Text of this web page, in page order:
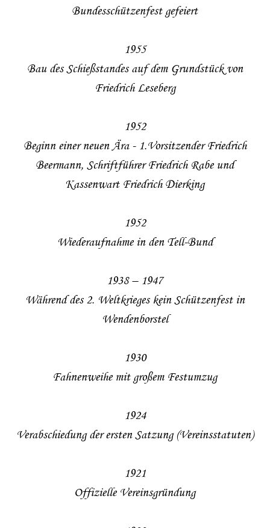
Bundesschützenfest gefeiert
1955
Bau des Schießstandes auf dem Grundstück von
Friedrich Leseberg
1952
Beginn einer neuen Ära - 1.Vorsitzender Friedrich
Beermann, Schriftführer Friedrich Rabe und
Kassenwart Friedrich Dierking
1952
Wiederaufnahme in den Tell-Bund
1938 – 1947
Während des 2. Weltkrieges kein Schützenfest in
Wendenborstel
1930
Fahnenweihe mit großem Festumzug
1924
Verabschiedung der ersten Satzung (Vereinsstatuten)
1921
Offizielle Vereinsgründung